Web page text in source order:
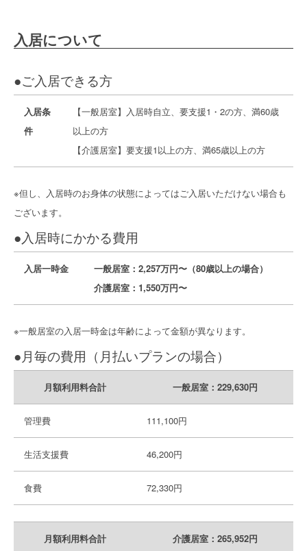
入居について
●ご入居できる方
入居条
件
【一般居室】入居時自立、要支援1・2の方、満60歳
以上の方
【介護居室】要支援1以上の方、満65歳以上の方
※但し、入居時のお身体の状態によってはご入居いただけない場合も
ございます。
●入居時にかかる費用
入居一時金
一般居室：2,257万円〜（80歳以上の場合）
介護居室：1,550万円〜
※一般居室の入居一時金は年齢によって金額が異なります。
●月毎の費用（月払いプランの場合）
月額利用料合計 一般居室：229,630円
管理費 111,100円
生活支援費 46,200円
食費 72,330円
月額利用料合計 介護居室：265,952円